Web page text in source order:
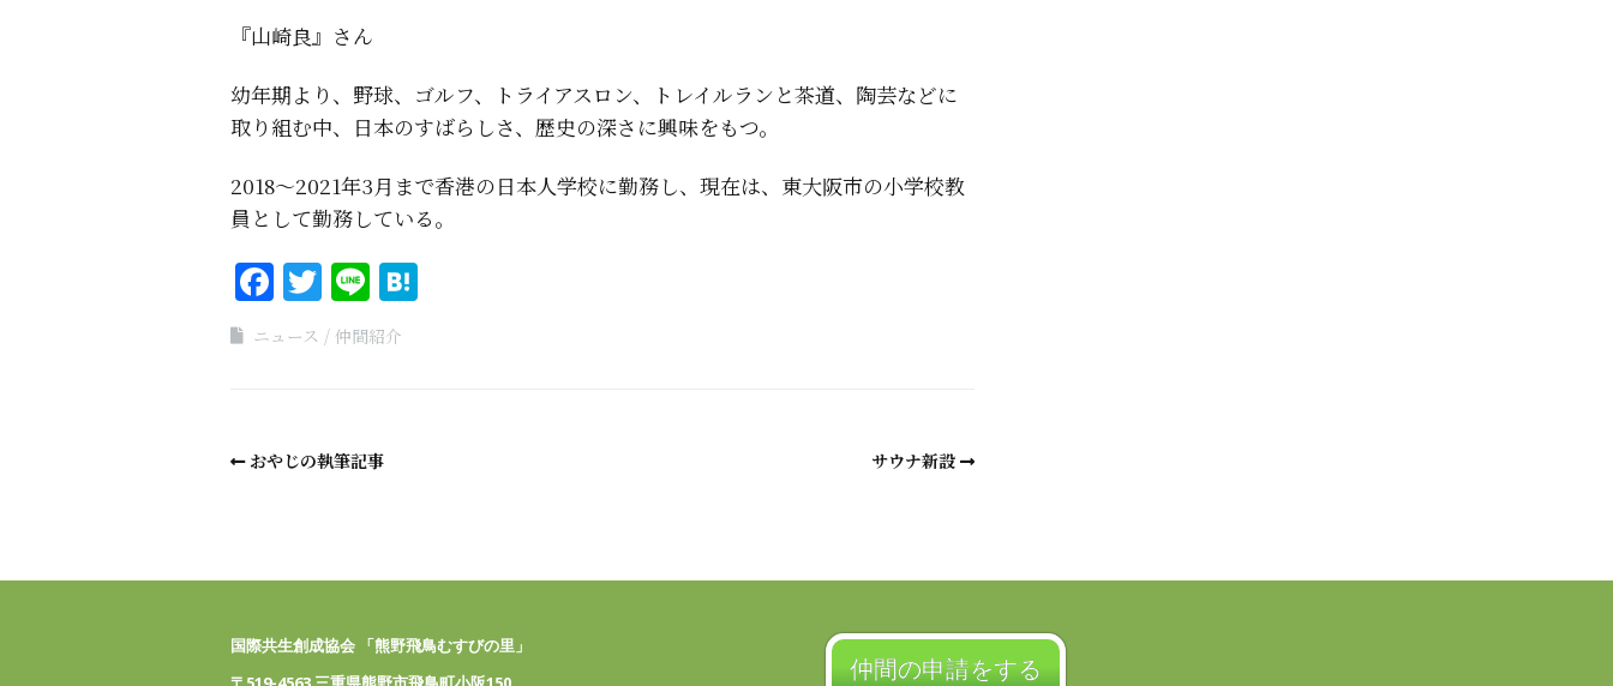
『山崎良』さん
幼年期より、野球、ゴルフ、トライアスロン、トレイルランと茶道、陶芸などに
取り組む中、日本のすばらしさ、歴史の深さに興味をもつ。
2018～2021年3月まで香港の日本人学校に勤務し、現在は、東大阪市の小学校教
員として勤務している。
Facebook
Twitter
Line
ニュース 仲間紹介
おやじの執筆記事 サウナ新設
国際共生創成協会 「熊野飛鳥むすびの里」
仲間の申請をする